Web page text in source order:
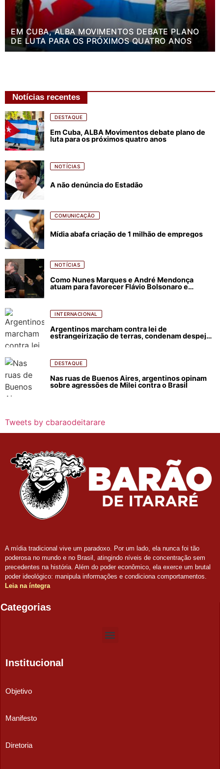
EM CUBA, ALBA MOVIMENTOS DEBATE PLANO
DE LUTA PARA OS PRÓXIMOS QUATRO ANOS
Notícias recentes
DESTAQUE
Em Cuba, ALBA Movimentos debate plano de
luta para os próximos quatro anos
NOTÍCIAS
A não denúncia do Estadão
COMUNICAÇÃO
Mídia abafa criação de 1 milhão de empregos
NOTÍCIAS
Como Nunes Marques e André Mendonça
atuam para favorecer Flávio Bolsonaro e
INTERNACIONAL
Argentinos marcham contra lei de
estrangeirização de terras, condenam despejos
DESTAQUE
Nas ruas de Buenos Aires, argentinos opinam
sobre agressões de Milei contra o Brasil
Tweets by cbaraodeitarare
A mídia tradicional vive um paradoxo. Por um lado, ela nunca foi tão
poderosa no mundo e no Brasil, atingindo níveis de concentração sem
precedentes na história. Além do poder econômico, ela exerce um brutal
poder ideológico: manipula informações e condiciona comportamentos.
Leia na íntegra
Categorias
Institucional
Objetivo
Manifesto
Diretoria